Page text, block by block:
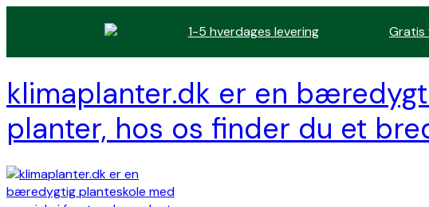
1-5 hverdages levering Gratis
klimaplanter.dk er en
planter, hos os finder du et